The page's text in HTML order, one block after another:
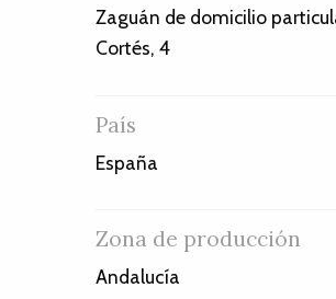
Zaguán de domicilio
Cortés, 4
País
España
Zona de producción
Andalucía